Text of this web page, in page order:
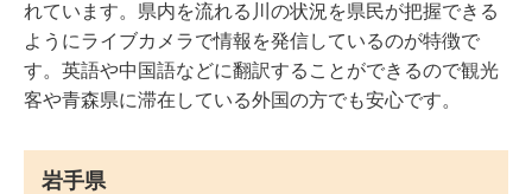
れています。県内を流れる川の状況を県民が把握できる
ようにライブカメラで情報を発信しているのが特徴で
す。英語や中国語などに翻訳することができるので観光
客や青森県に滞在している外国の方でも安心です。
岩手県